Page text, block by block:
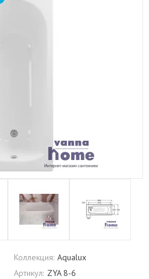
Коллекция: Aqualux
Артикул: ZYA 8-6